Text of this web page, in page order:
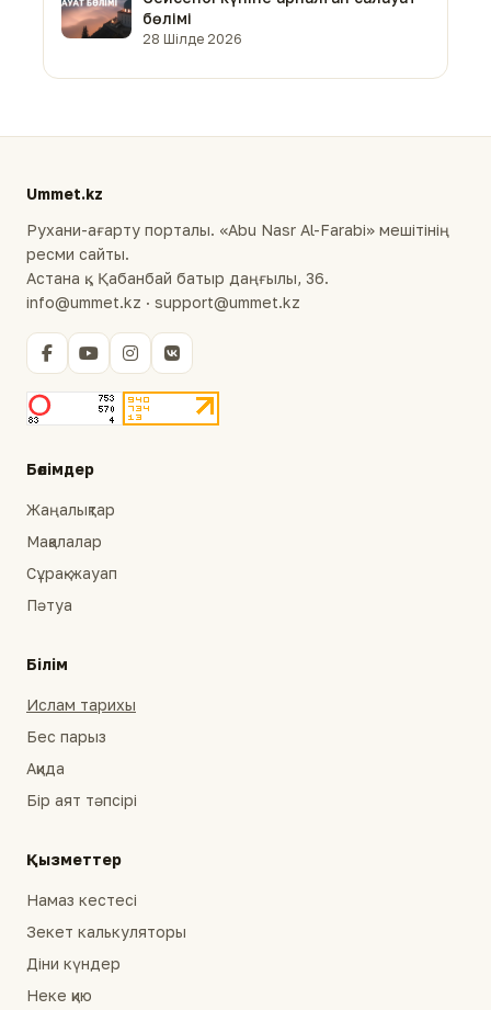
бөлімі
28 Шілде 2026
Ummet.kz
Рухани-ағарту порталы. «Abu Nasr Al-Farabi» мешітінің
ресми сайты.
Астана қ., Қабанбай батыр даңғылы, 36.
info@ummet.kz · support@ummet.kz
Бөлімдер
Жаңалықтар
Мақалалар
Сұрақ-жауап
Пәтуа
Білім
Ислам тарихы
Бес парыз
Ақида
Бір аят тәпсірі
Қызметтер
Намаз кестесі
Зекет калькуляторы
Діни күндер
Неке қию